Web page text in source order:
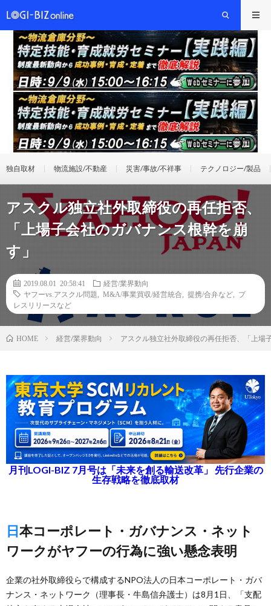
独自取材 物流施設/不動産 災害/事故/不祥事 テクノロジー/製品
アスクル独立社外取締役の再任拒否、
「上場子会社のガバナンス根幹を崩
す」
2019.08.01 20:58:41
経営/業界動向
ヤフーvs.アスクル問題
M&A/事業買収/経営統合 提携/合弁など
プ
レスリリースなど
HOME 経営/業界動向 アスクル独立社外取締役の再任拒否、「上場
月刊LOGI-BIZ 7月号は「未来を創る輸送改革」 先行企業の
生存戦略を徹底取材
日本コーポレート・ガバナンス・ネット
ワークがヤフーの行為に強い懸念表明
企業の社外取締役らで構成するNPO法人の日本コーポレート・ガバ
ナンス・ネットワーク（理事長・牛島信弁護士）は8月1日、「支配